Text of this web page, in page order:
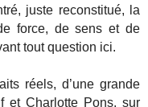
juste reconstitué, la
force, de sens et de
tout question ici.
réels, d’une grande
et Charlotte Pons, sur